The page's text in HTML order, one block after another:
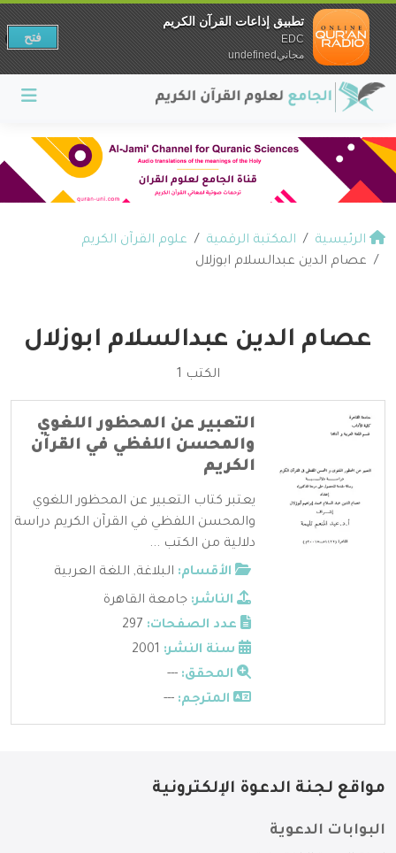
الرئيسية المكتبة الرقمية
علوم القرآن الكريم
عصام الدين عبدالسلام ابوزلال
عصام الدين عبدالسلام ابوزلال
الكتب 1
التعبير عن المحظور اللغوي
والمحسن اللفظي في القرآن
الكريم
يعتبر كتاب التعبير عن المحظور اللغوي
والمحسن اللفظي في القرآن الكريم دراسة
دلالية من الكتب ...
الأقسام: البلاغة, اللغة العربية
الناشر: جامعة القاهرة
عدد الصفحات:
سنة النشر:
المحقق: ---
المترجم: ---
مواقع لجنة الدعوة الإلكترونية
البوابات الدعوية
تطبيق إذاعات القرآن الكريم
EDC
مجانيundefined
فتح